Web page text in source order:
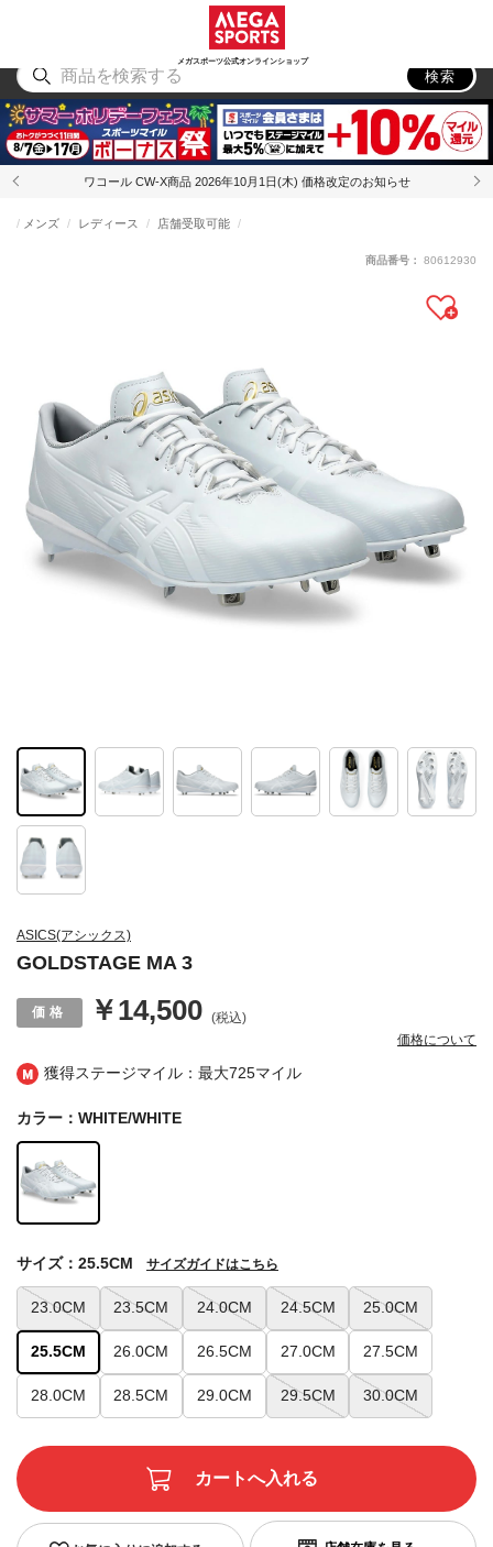
メガスポーツ公式オンラインショップ
アウトドア
検索
ワコール CW-X商品 2026年10月1日(木) 価格改定のお知らせ
獲得ステージマイル：最大725マイル
ASICS(アシックス)
GOLDSTAGE MA 3
メンズ レディース 店舗受取可能
￥14,500 (税込)
価格について
商品番号： 80612930
カラー：WHITE/WHITE
23.0CM 23.5CM 24.0CM 24.5CM 25.0CM
25.5CM 26.0CM 26.5CM 27.0CM 27.5CM
28.0CM 28.5CM 29.0CM 29.5CM 30.0CM
サイズ：25.5CM サイズガイドはこちら